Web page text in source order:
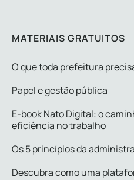
MATERIAIS GRATUITOS
O que toda prefeitura
Papel e gestão pública
E-book Nato Digital: o
eficiência no trabalho
Os 5 princípios da
Descubra como uma